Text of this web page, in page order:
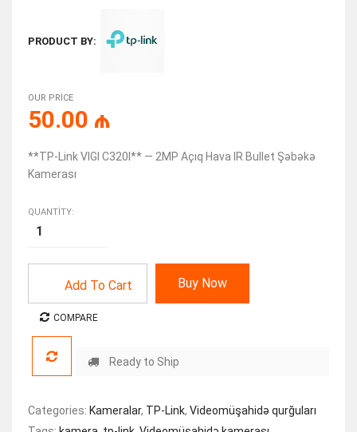
PRODUCT BY:
OUR PRICE
50.00 ₼
**TP-Link VIGI C320I** — 2MP Açıq Hava IR Bullet Şəbəkə
Kamerası
QUANTITY:
Add To Cart Buy Now
COMPARE
Ready to Ship
Categories: Kameralar, TP-Link, Videomüşahidə qurğuları